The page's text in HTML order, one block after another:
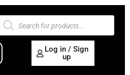
Log in / Sign
up